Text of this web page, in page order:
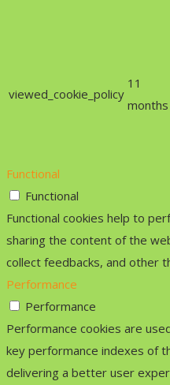
viewed_cookie_policy
11
months
Functional
Functional
Functional cookies help to
sharing the content of the
collect feedbacks, and other
Performance
Performance
Performance cookies are
key performance indexes of
delivering a better user